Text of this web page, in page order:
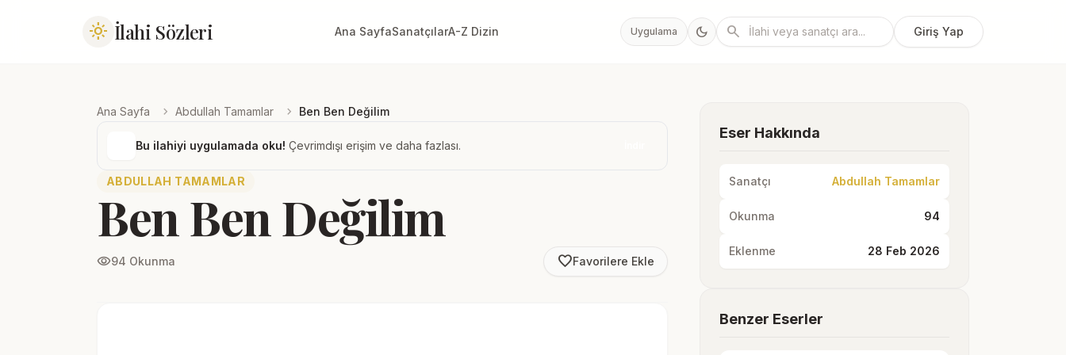
light_mode İlahi Sözleri Ana SayfaSanatçılarA-Z Dizin Uygulama dark_mode search Giriş Yap
Ana Sayfa chevron_right Abdullah Tamamlar chevron_right Ben Ben Değilim
Bu ilahiyi uygulamada oku! Çevrimdışı erişim ve daha fazlası.
ABDULLAH TAMAMLAR
Ben Ben Değilim
visibility94 Okunma favorite_borderFavorilere Ekle
Eser Hakkında
Sanatçı Abdullah Tamamlar
Okunma 94
Eklenme 28 Feb 2026
Benzer Eserler